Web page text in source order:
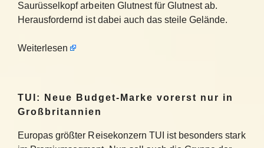
Saurüsselkopf arbeiten Glutnest für Glutnest ab.
Herausfordernd ist dabei auch das steile Gelände.
Weiterlesen
TUI: Neue Budget-Marke vorerst nur in
Großbritannien
Europas größter Reisekonzern TUI ist besonders stark